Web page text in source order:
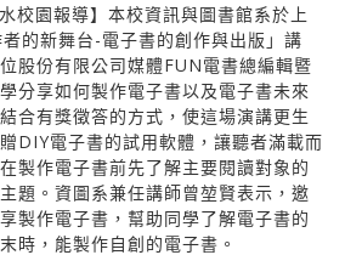
校園報導】本校資訊與圖書館系於上
的新舞台-電子書的創作與出版」講
股份有限公司媒體FUN電書總編輯暨
分享如何製作電子書以及電子書未來
合有獎徵答的方式，使這場演講更生
DIY電子書的試用軟體，讓聽者滿載而
製作電子書前先了解主要閱讀對象的
題。資圖系兼任講師曾堃賢表示，邀
製作電子書，幫助同學了解電子書的
時，能製作自創的電子書。